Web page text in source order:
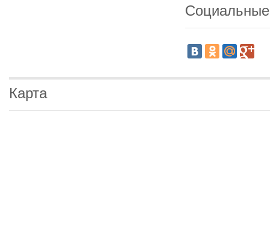
Карта